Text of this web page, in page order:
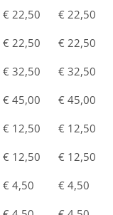
€ 22,50 € 22,50
€ 22,50 € 22,50
€ 32,50 € 32,50
€ 45,00 € 45,00
€ 12,50 € 12,50
€ 12,50 € 12,50
€ 4,50 € 4,50